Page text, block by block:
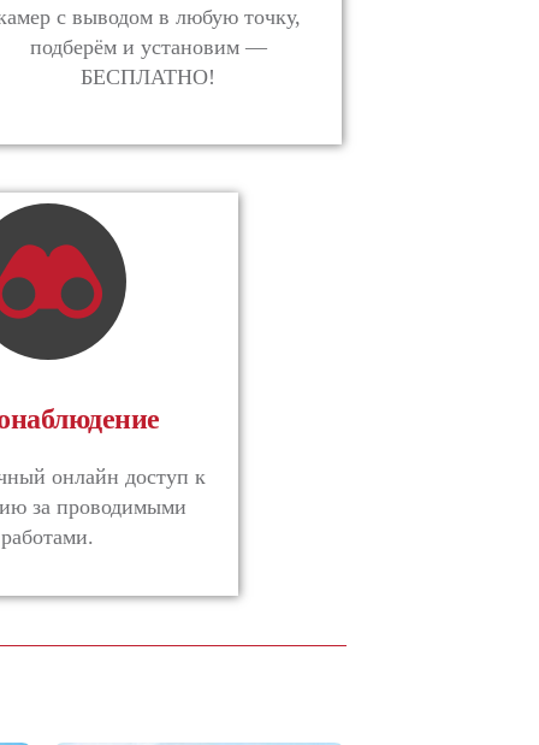
с выводом в любую точку,
подберём и установим —
БЕСПЛАТНО!
онлайн доступ к
за проводимыми
работами.